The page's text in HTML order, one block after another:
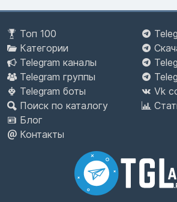
Топ 100
Категории
Telegram каналы
Telegram группы
Telegram боты
Поиск по каталогу
Блог
Контакты
Vk